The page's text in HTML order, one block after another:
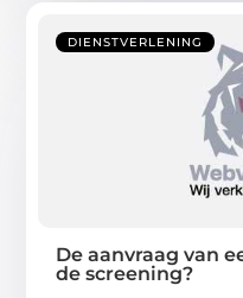
DIENSTVERLENING
De aanvraag van
de screening?